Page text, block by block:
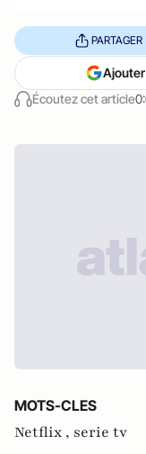
Écoutez cet article
PARTAGER
MOTS-CLES
Netflix , serie tv